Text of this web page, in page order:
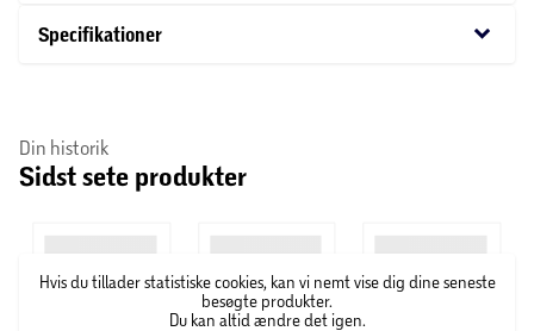
hver kuvert eller brug dem i en servietring for et pænt
Specifikationer keyboard_arrow_down
Din historik
Sidst sete produkter
Hvis du tillader statistiske cookies, kan vi nemt vise dig dine seneste
besøgte produkter.
Du kan altid ændre det igen.